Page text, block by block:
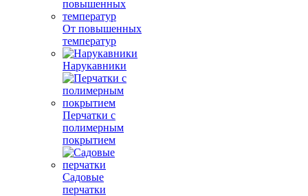
От повышенных
температур
Нарукавники
Перчатки с
полимерным
покрытием
Садовые
перчатки